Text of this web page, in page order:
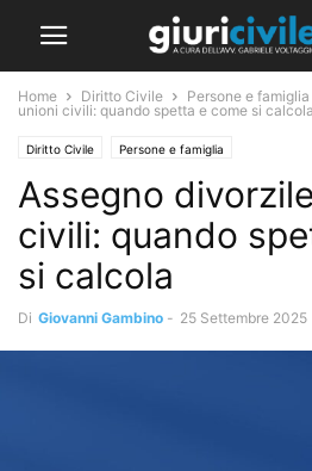
Home Diritto Civile Persone e famiglia
unioni civili: quando spetta e come si calcola
Diritto Civile Persone e famiglia
Assegno
civili: quando
si calcola
Di Giovanni Gambino - 25 Settembre 2025